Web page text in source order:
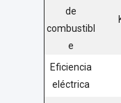
de
combustibl
e
Eficiencia
eléctrica